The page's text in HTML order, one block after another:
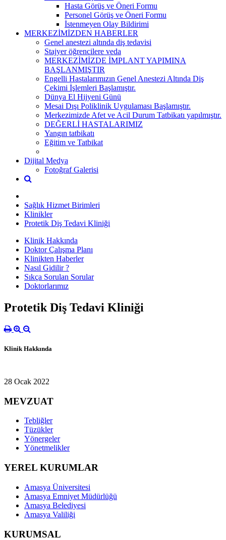
Hasta Görüş ve Öneri Formu
Personel Görüş ve Öneri Formu
İstenmeyen Olay Bildirimi
MERKEZİMİZDEN HABERLER
Genel anestezi altında diş tedavisi
Stajyer öğrencilere veda
MERKEZİMİZDE İMPLANT YAPIMINA
BAŞLANMIŞTIR
Engelli Hastalarımızın Genel Anestezi Altında Diş
Çekimi İşlemleri Başlamıştır.
Dünya El Hijyeni Günü
Mesai Dışı Poliklinik Uygulaması Başlamıştır.
Merkezimizde Afet ve Acil Durum Tatbikatı yapılmıştır.
DEĞERLİ HASTALARIMIZ
Yangın tatbikatı
Eğitim ve Tatbikat
Dijital Medya
Fotoğraf Galerisi
Sağlık Hizmet Birimleri
Klinikler
Protetik Diş Tedavi Kliniği
Klinik Hakkında
Doktor Çalışma Planı
Klinikten Haberler
Nasıl Gidilir ?
Sıkça Sorulan Sorular
Doktorlarımız
Protetik Diş Tedavi Kliniği
Klinik Hakkında
28 Ocak 2022
MEVZUAT
Tebliğler
Tüzükler
Yönergeler
Yönetmelikler
YEREL KURUMLAR
Amasya Üniversitesi
Amasya Emniyet Müdürlüğü
Amasya Belediyesi
Amasya Valiliği
KURUMSAL